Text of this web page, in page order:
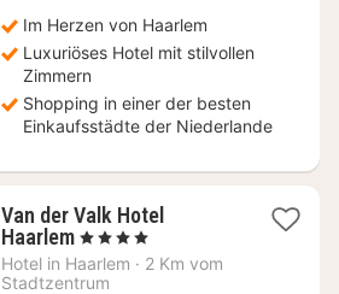
€
Im Herzen von Haarlem
Luxuriöses Hotel mit stilvollen
Zimmern
Shopping in einer der besten
Einkaufsstädte der Niederlande
Van der Valk Hotel
Haarlem1
Nacht
ab
, 4 Sterne
Hotel in Haarlem · 2 Km vom
Stadtzentrum